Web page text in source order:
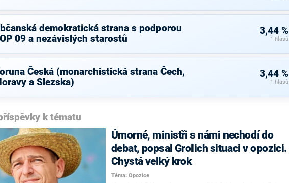
demokratická strana s podporou
09 a nezávislých starostů
3,44 %
1 hlasů
Česká (monarchistická strana Čech,
a Slezska)
3,44 %
1 hlasů
k tématu
Úmorné, ministři s námi nechodí do
debat, popsal Grolich situaci v opozici.
Chystá velký krok
Téma: Opozice